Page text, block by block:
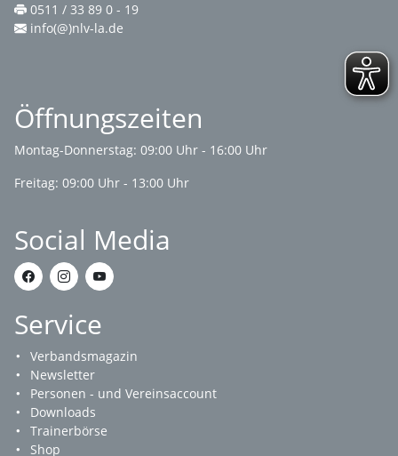
0511 / 33 89 0 - 19
info(@)nlv-la.de
Öffnungszeiten
Montag-Donnerstag: 09:00 Uhr - 16:00 Uhr
Freitag: 09:00 Uhr - 13:00 Uhr
Social Media
Service
Verbandsmagazin
Newsletter
Personen - und Vereinsaccount
Downloads
Trainerbörse
Shop